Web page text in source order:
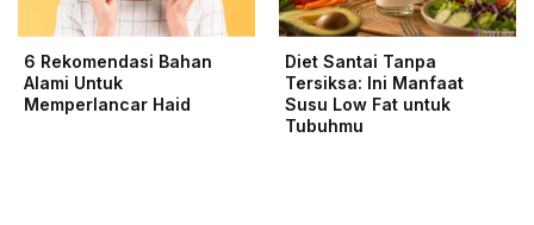
6 Rekomendasi Bahan
Alami Untuk
Memperlancar Haid
Diet Santai Tanpa
Tersiksa: Ini Manfaat
Susu Low Fat untuk
Tubuhmu